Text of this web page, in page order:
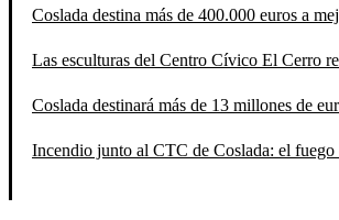
Coslada destina más de 400.000 euros a
Las esculturas del Centro Cívico El Cerro
Coslada destinará más de 13 millones de
Incendio junto al CTC de Coslada: el